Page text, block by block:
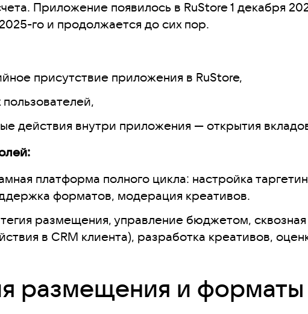
Приложение появилось в RuStore 1 декабря
го и продолжается до сих пор.
присутствие приложения в RuStore,
действия внутри приложения — открытия
платформа полного цикла: настройка
форматов, модерация креативов.
размещения, управление бюджетом, сквозная
в CRM клиента), разработка креативов,
размещения и форматы